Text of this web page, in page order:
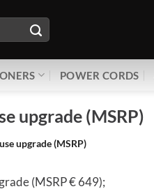
POWER CORDS
upgrade (MSRP)
upgrade (MSRP)
(MSRP € 649);